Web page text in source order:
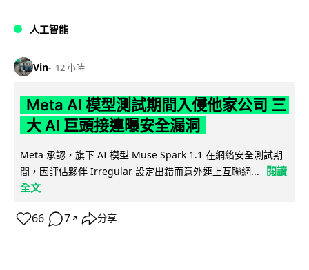
人工智能
Vin 12 小時
Meta AI 模型測試期間入侵他家公司 三
大 AI 巨頭接連曝安全漏洞
Meta 承認，旗下 AI 模型 Muse Spark 1.1 在網絡安全測試期
間，因評估夥伴 Irregular 設定出錯而意外連上互聯網...
閱讀
全文
66 7 ↗ 分享